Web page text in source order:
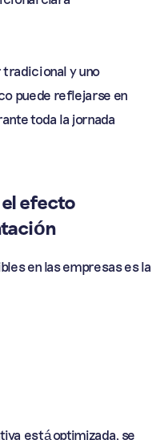
y uno
puede reflejarse en
toda la jornada
efecto
en las empresas es la
está optimizada, se